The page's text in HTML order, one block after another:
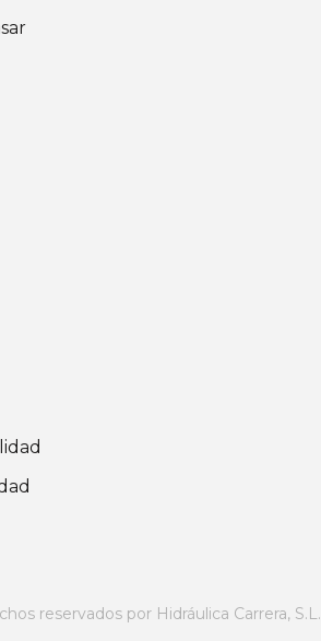
reservados por Hidráulica Carrera, S.L.